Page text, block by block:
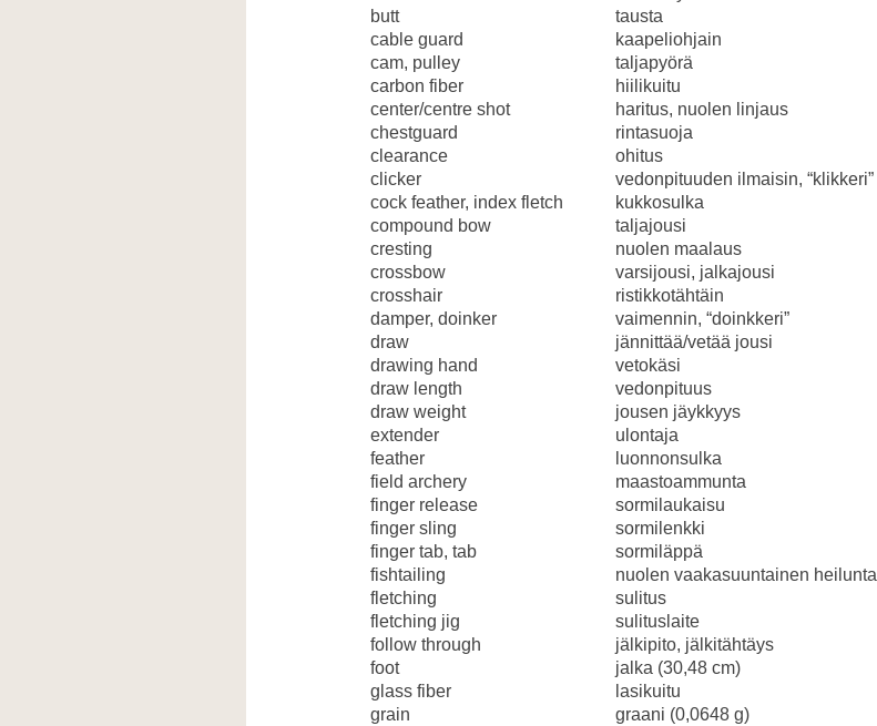
butt
tausta
cable guard
kaapeliohjain
cam, pulley
taljapyörä
carbon fiber
hiilikuitu
center/centre shot
haritus, nuolen linjaus
chestguard
rintasuoja
clearance
ohitus
clicker
vedonpituuden ilmaisin, “klikkeri”
cock feather, index fletch
kukkosulka
compound bow
taljajousi
cresting
nuolen maalaus
crossbow
varsijousi, jalkajousi
crosshair
ristikkotähtäin
damper, doinker
vaimennin, “doinkkeri”
draw
jännittää/vetää jousi
drawing hand
vetokäsi
draw length
vedonpituus
draw weight
jousen jäykkyys
extender
ulontaja
feather
luonnonsulka
field archery
maastoammunta
finger release
sormilaukaisu
finger sling
sormilenkki
finger tab, tab
sormiläppä
fishtailing
nuolen vaakasuuntainen heilunta
fletching
sulitus
fletching jig
sulituslaite
follow through
jälkipito, jälkitähtäys
foot
jalka (30,48 cm)
glass fiber
lasikuitu
grain
graani (0,0648 g)